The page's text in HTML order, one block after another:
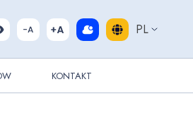
PL
KONTAKT